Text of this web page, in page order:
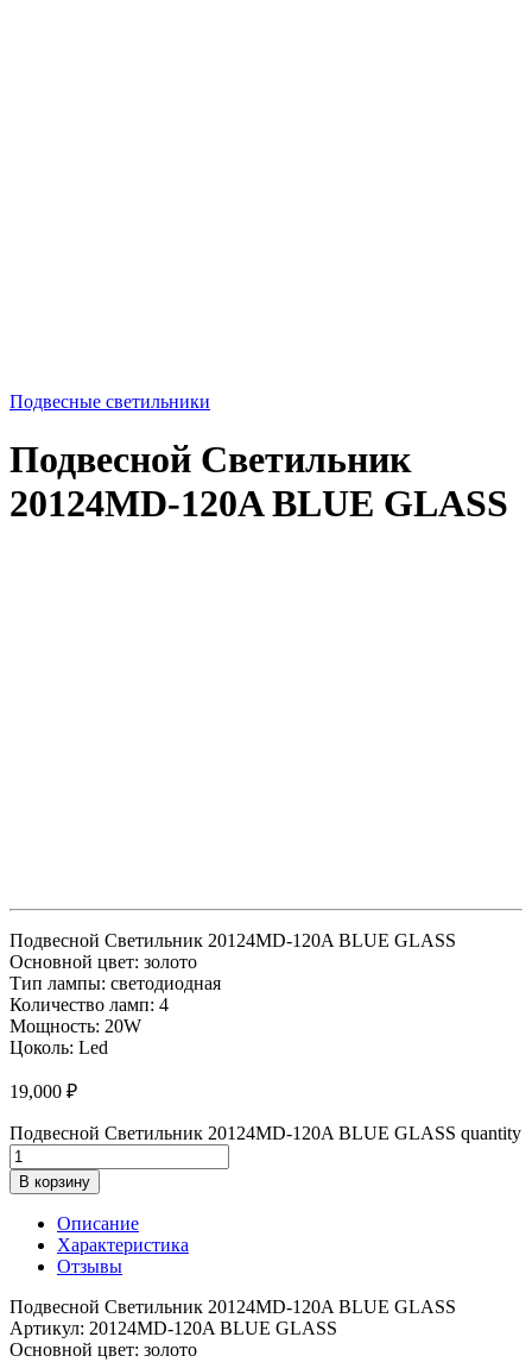
Подвесные светильники
Подвесной Светильник
20124MD-120A BLUE GLASS
Подвесной Светильник 20124MD-120A BLUE GLASS
Основной цвет: золото
Тип лампы: светодиодная
Количество ламп: 4
Мощность: 20W
Цоколь: Led
19,000 ₽
Подвесной Светильник 20124MD-120A BLUE GLASS quantity
В корзину
Описание
Характеристика
Отзывы
Подвесной Светильник 20124MD-120A BLUE GLASS
Артикул: 20124MD-120A BLUE GLASS
Основной цвет: золото